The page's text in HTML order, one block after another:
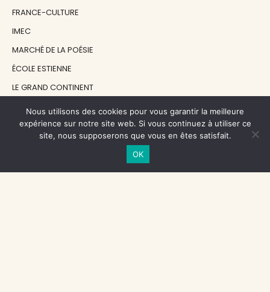
FRANCE-CULTURE
IMEC
MARCHÉ DE LA POÉSIE
ÉCOLE ESTIENNE
LE GRAND CONTINENT
DIACRITIK
EN ATTENDANT NADEAU
Nous utilisons des cookies pour vous garantir la meilleure
expérience sur notre site web. Si vous continuez à utiliser ce
site, nous supposerons que vous en êtes satisfait.
OK